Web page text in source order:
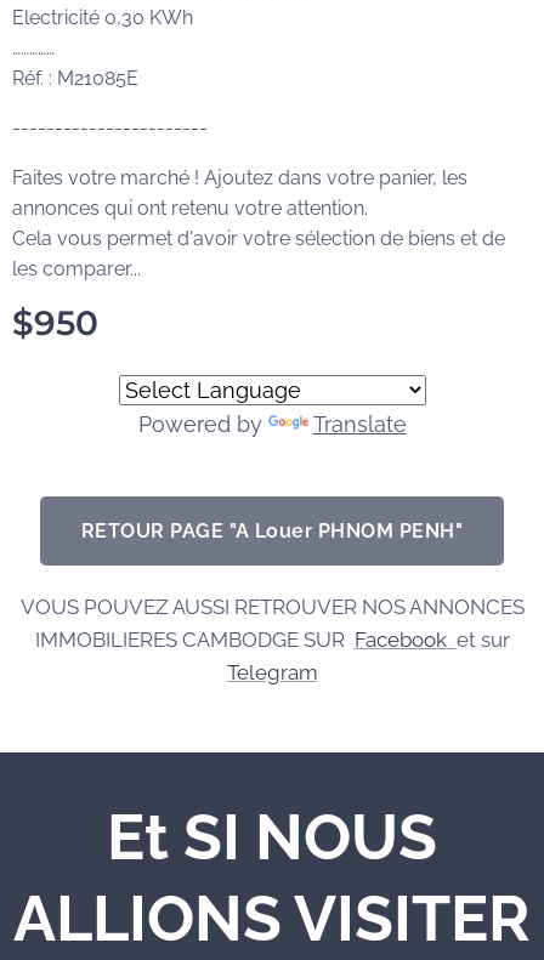
Electricité 0,30 KWh
……………
Réf. : M21085E
-----------------------
Faites votre marché ! Ajoutez dans votre panier, les
annonces qui ont retenu votre attention.
Cela vous permet d'avoir votre sélection de biens et de
les comparer...
$950
Powered by Translate
RETOUR PAGE "A Louer PHNOM PENH"
VOUS POUVEZ AUSSI RETROUVER NOS ANNONCES
IMMOBILIERES CAMBODGE SUR Facebook et sur
Telegram
Et SI NOUS
ALLIONS VISITER